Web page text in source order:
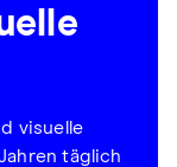
visuelle
täglich